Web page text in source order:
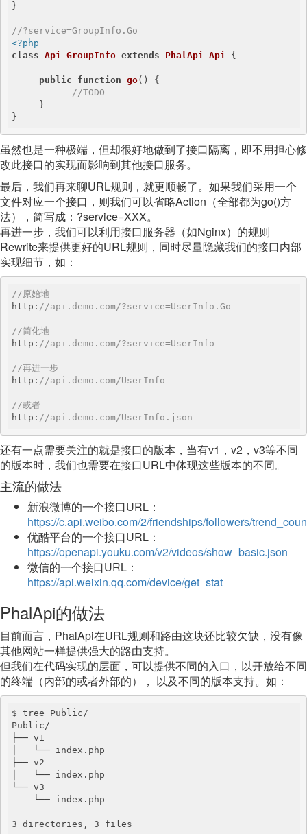
}
//?service=GroupInfo.Go
<?php
class Api_GroupInfo extends PhalApi_Api {
public function go()
{
//TODO
}
虽然也是一种极端，但却很好地做到了接口隔离，即不用担心修
改此接口的实现而影响到其他接口服务。
最后，我们再来聊URL规则，就更顺畅了。如果我们采用一个
文件对应一个接口，则我们可以省略Action（全部都为go()方
法），简写成：?service=XXX。
再进一步，我们可以利用接口服务器（如Nginx）的规则
Rewrite来提供更好的URL规则，同时尽量隐藏我们的接口内部
实现细节，如：
//原始地
http: //api.demo.com/?service=UserInfo.Go
//简化地
http: //api.demo.com/?service=UserInfo
//再进一步
http: //api.demo.com/UserInfo
//或者
http: //api.demo.com/UserInfo.json
还有一点需要关注的就是接口的版本，当有v1，v2，v3等不同
的版本时，我们也需要在接口URL中体现这些版本的不同。
主流的做法
新浪微博的一个接口URL：
https://c.api.weibo.com/2/friendships/followers/
优酷平台的一个接口URL：
https://openapi.youku.com/v2/videos/show_basic.json
微信的一个接口URL：
https://api.weixin.qq.com/device/get_stat
PhalApi的做法
目前而言，PhalApi在URL规则和路由这块还比较欠缺，没有像
其他网站一样提供强大的路由支持。
但我们在代码实现的层面，可以提供不同的入口，以开放给不同
的终端（内部的或者外部的）， 以及不同的版本支持。如：
$ tree Public/
Public/
├── v1
│   └── index.php
├── v2
│   └── index.php
└── v3
3 directories, 3 files